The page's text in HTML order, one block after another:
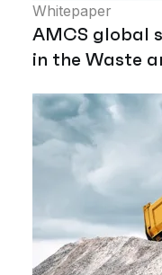
Whitepaper
AMCS global
in the Waste